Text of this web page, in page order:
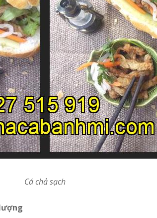
Cá chả sạch